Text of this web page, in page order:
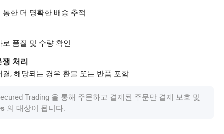
한 더 명확한 배송 추적
품질 및 수량 확인
처리
, 해당되는 경우 환불 또는 반품 포함.
Trading 을 통해 주문하고 결제된 주문만 결제 보호 및
의 대상이 됩니다.